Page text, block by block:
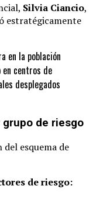
Silvia Ciancio,
estratégicamente
en la población
centros de
desplegados
grupo de riesgo
esquema de
de riesgo: